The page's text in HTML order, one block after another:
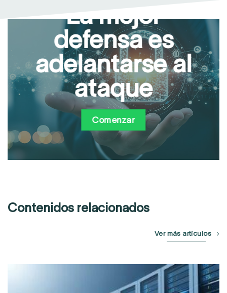
La mejor
defensa es
adelantarse al
ataque
Comenzar
Contenidos relacionados
Ver más artículos